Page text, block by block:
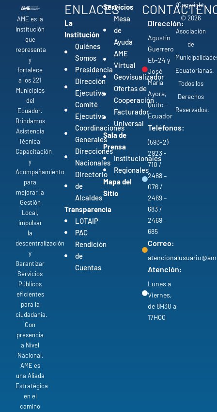
AME es la
Institución
que
representa
y
fortalece
a los 221
Municipios
del
Ecuador.
Brindamos
Asistencia
Técnica,
Capacitación
y
Acompañamiento
para
mejorar la
Gestión
Local,
impulsar
la
descentralización
y
Garantizar
Servicios
Públicos
eficientes
para la
ciudadanía.
Con
presencia
a Nivel
Nacional,
AME es
una Aliada
Estratégica
en el
camino
ENLACES
La
Institución
Quiénes
Somos
Presidencia
Dirección
Ejecutiva
Comité
Ejecutivo
Coordinaciones
Generales
Direcciones
Nacionales
Directorio
de
Alcaldes
Transparencia
LOTAIP
PAC
Rendición
de
Cuentas
Servicios
Mesa
de
Ayuda
AME
Virtual
Geovisualizador
Ofertas de
Cooperación
Facturador
Universal
Sala de
Prensa
Institucionales
Regionales
Mapa del
Sitio
Dirección:
Agustín
Guerrero
E5-24 y
José
María
Ayora,
Quito -
Ecuador
Teléfonos:
(593-2)
2923 -
710 /
2468 –
076 /
2469 –
683 /
2469 –
685
Correo:
Atención:
Lunes a
Viernes,
de 8H30 a
17H00
Copyright
© 2026
Asociación
de
Ecuatorianas.
Todos los
Derechos
Reservados.